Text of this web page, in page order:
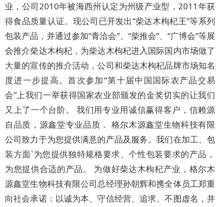
业，公司2010年被海西州认定为州级产业型，2011年获
得食品质量认证。现公司已开发出“柴达木枸杞王”等系列
包装产品，并通过参加“青洽会”、“柴推会”、“广博会”等展
会推介柴达木枸杞，为柴达木枸杞进入国际国内市场做了
大量的宣传的推介活动，公司和柴达木枸杞品牌市场知名
度进一步提高。首次参加“第十届中国国际农产品交易
会”上我们一举获得国家农业部颁发的金奖切实的让我们
又上了一个台阶。 我们用专业用诚信赢得客户，信赖源
自品质，源鑫堂专业品质． 格尔木源鑫堂生物科技有限
公司致力于为您提供满意的产品及服务。我们在加工、包
装方面`为您提供独特规格要求、个性包装要求的产品，
为您提供合适的产品。 为做好柴达木枸杞产业，格尔木
源鑫堂生物科技有限公司总经理孙朝辉和携全体员工郑重
向社会承诺：以诚为本、守信经营、追求、不图虚名，并